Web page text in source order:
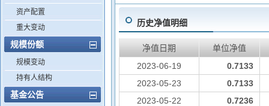
资产配置
重大变动
规模份额
规模变动
持有人结构
基金公告
历史净值明细
净值日期
单位净值
2023-06-19
0.7133
2023-05-23
0.7133
2023-05-22
0.7236